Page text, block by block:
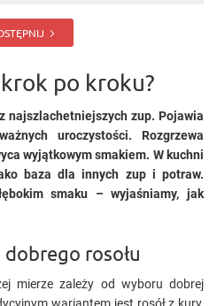
po kroku?
najszlachetniejszych zup. Pojawia
uroczystości. Rozgrzewa
wyjątkowym smakiem. W kuchni
baza dla innych zup i potraw.
smaku – wyjaśniamy, jak
rosołu
mierze zależy od wyboru dobrej